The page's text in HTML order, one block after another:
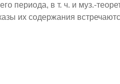
периода, в т. ч. и муз.-
их содержания